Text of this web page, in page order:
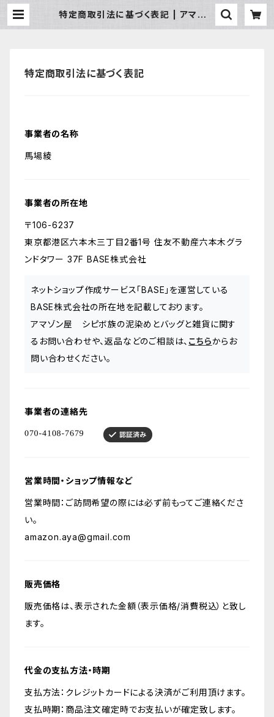
特定商取引法に基づく表記 | アマゾン
特定商取引法に基づく表記
事業者の名称
馬場綾
事業者の所在地
〒106-6237
東京都港区六本木三丁目2番1号 住友不動産六本木グラ
ンドタワー 37F BASE株式会社
ネットショップ作成サービス「BASE」を運営している
BASE株式会社の所在地を記載しております。
アマゾン屋 シピボ族の泥染めとバッグと雑貨に関す
るお問い合わせや、返品などのご相談は、 こちらからお
問い合わせください。
事業者の連絡先
営業時間・ショップ情報など
営業時間：ご訪問希望の際には必ず前もってご連絡くださ
い。
amazon.aya@gmail.com
販売価格
販売価格は、表示された金額（表示価格/消費税込）と致し
ます。
代金の支払方法・時期
支払方法：クレジットカードによる決済がご利用頂けます。
支払時期：商品注文確定時でお支払いが確定致します。